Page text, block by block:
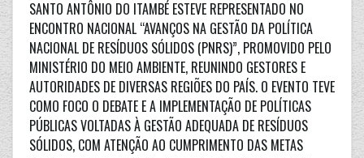
SANTO ANTÔNIO DO ITAMBÉ ESTEVE REPRESENTADO NO
ENCONTRO NACIONAL “AVANÇOS NA GESTÃO DA POLÍTICA
NACIONAL DE RESÍDUOS SÓLIDOS (PNRS)”, PROMOVIDO PELO
MINISTÉRIO DO MEIO AMBIENTE, REUNINDO GESTORES E
AUTORIDADES DE DIVERSAS REGIÕES DO PAÍS. O EVENTO TEVE
COMO FOCO O DEBATE E A IMPLEMENTAÇÃO DE POLÍTICAS
PÚBLICAS VOLTADAS À GESTÃO ADEQUADA DE RESÍDUOS
SÓLIDOS, COM ATENÇÃO AO CUMPRIMENTO DAS METAS